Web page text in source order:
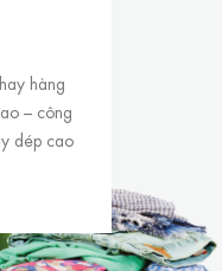
hàng
– công
dép cao